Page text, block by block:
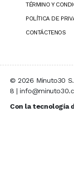
TÉRMINO Y
POLÍTICA DE
CONTÁCTENOS
© 2026 Minuto30
8 |
Con la tecnología